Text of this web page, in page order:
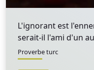
L'ignorant est
serait-il l'ami d'un
Proverbe turc